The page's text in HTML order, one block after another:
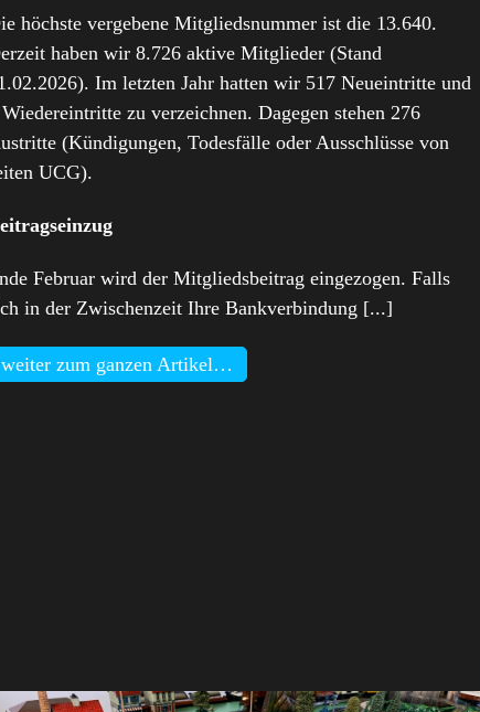
höchste vergebene Mitgliedsnummer ist die 13.640.
haben wir 8.726 aktive Mitglieder (Stand
Im letzten Jahr hatten wir 517 Neueintritte und
zu verzeichnen. Dagegen stehen 276
(Kündigungen, Todesfälle oder Ausschlüsse von
UCG).
Februar wird der Mitgliedsbeitrag eingezogen. Falls
in der Zwischenzeit Ihre Bankverbindung [...]
weiter zum ganzen Artikel…